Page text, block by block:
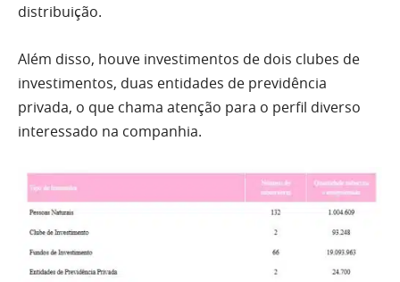
distribuição.
Além disso, houve investimentos de dois clubes de
investimentos, duas entidades de previdência
privada, o que chama atenção para o perfil diverso
interessado na companhia.